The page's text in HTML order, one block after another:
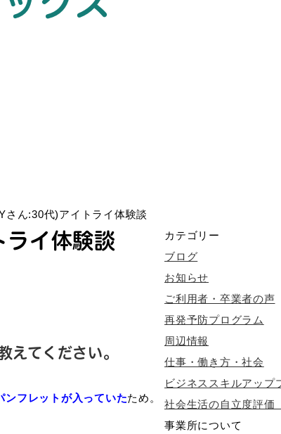
さん:30代)アイトライ体験談
イ体験談
てください。
ンフレットが入っていたため。
カテゴリー
ブログ
お知らせ
ご利用者・卒業者の声
再発予防プログラム
周辺情報
仕事・働き方・社会
ビジネススキルアップ
社会生活の自立度評価
事業所について